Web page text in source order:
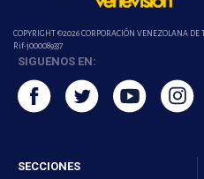
COPYRIGHT ©2026 CORPORACIÓN VENEZOLANA
Rif-j000089337
SIGUENOS EN:
SECCIONES